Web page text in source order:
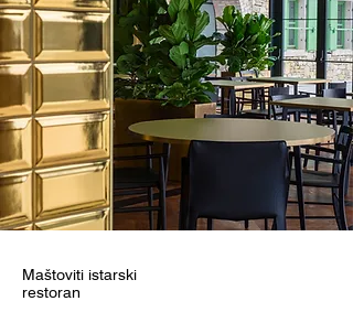
Maštoviti istarski
restoran